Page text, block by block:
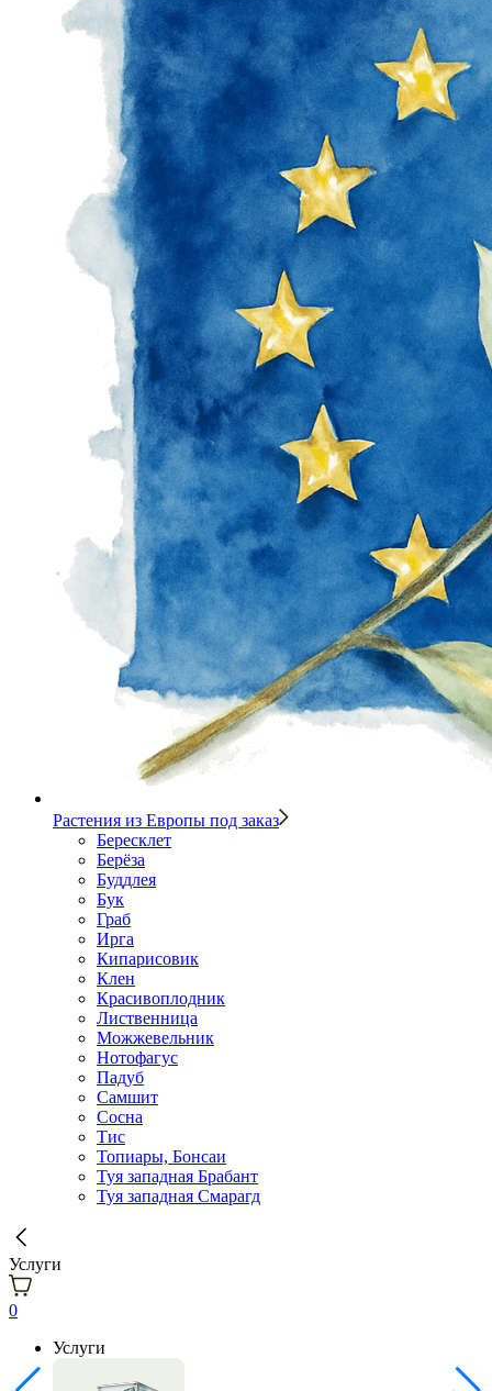
Растения из Европы под заказ
Бересклет
Берёза
Буддлея
Бук
Граб
Ирга
Кипарисовик
Клен
Красивоплодник
Лиственница
Можжевельник
Нотофагус
Падуб
Самшит
Сосна
Тис
Топиары, Бонсаи
Туя западная Брабант
Туя западная Смарагд
Услуги
0
Услуги